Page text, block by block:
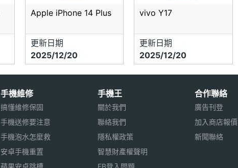
Apple iPhone 14 Plus
更新日期
2025/12/20
vivo Y17
更新日期
2025/12/20
手機維修
搞懂維修保固
手機送修要注意
手機泡水怎麼救
安卓手機重置
手機王
關於我們
聯絡我們
隱私權政策
智慧財產權聲明
合作聯絡
廣告刊登
加入商店報價
新聞聯絡